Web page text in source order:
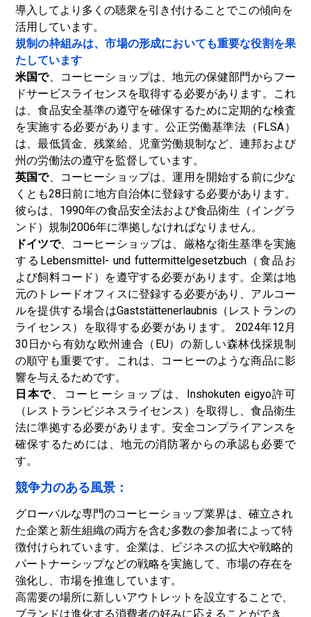
導入してより多くの聴衆を引き付けることでこの傾向を
活用しています。
規制の枠組みは、市場の形成においても重要な役割を果
たしています
米国で、コーヒーショップは、地元の保健部門からフー
ドサービスライセンスを取得する必要があります。これ
は、食品安全基準の遵守を確保するために定期的な検査
を実施する必要があります。公正労働基準法（FLSA）
は、最低賃金、残業給、児童労働規制など、連邦および
州の労働法の遵守を監督しています。
英国で、コーヒーショップは、運用を開始する前に少な
くとも28日前に地方自治体に登録する必要があります。
彼らは、1990年の食品安全法および食品衛生（イングラ
ンド）規制2006年に準拠しなければなりません。
ドイツで、コーヒーショップは、厳格な衛生基準を実施
するLebensmittel- und futtermittelgesetzbuch（食品お
よび飼料コード）を遵守する必要があります。企業は地
元のトレードオフィスに登録する必要があり、アルコー
ルを提供する場合はGaststättenerlaubnis（レストランの
ライセンス）を取得する必要があります。 2024年12月
30日から有効な欧州連合（EU）の新しい森林伐採規制
の順守も重要です。これは、コーヒーのような商品に影
響を与えるためです。
日本で、コーヒーショップは、Inshokuten eigyo許可
（レストランビジネスライセンス）を取得し、食品衛生
法に準拠する必要があります。安全コンプライアンスを
確保するためには、地元の消防署からの承認も必要で
す。
競争力のある風景：
グローバルな専門のコーヒーショップ業界は、確立され
た企業と新生組織の両方を含む多数の参加者によって特
徴付けられています。企業は、ビジネスの拡大や戦略的
パートナーシップなどの戦略を実施して、市場の存在を
強化し、市場を推進しています。
高需要の場所に新しいアウトレットを設立することで、
ブランドは進化する消費者の好みに応えることができ、